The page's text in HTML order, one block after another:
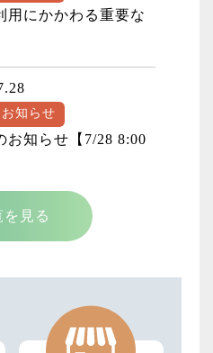
用にかかわる重要な
知らせ
お知らせ【7/28 8:00
トピックス
を見る